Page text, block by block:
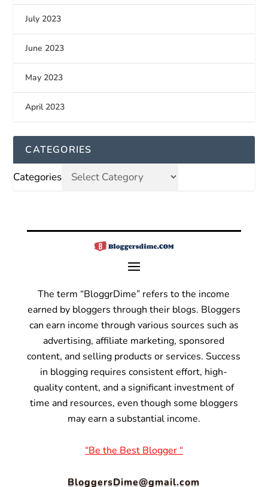
July 2023
June 2023
May 2023
April 2023
CATEGORIES
Categories
The term “BloggrDime” refers to the income
earned by bloggers through their blogs. Bloggers
can earn income through various sources such as
advertising, affiliate marketing, sponsored
content, and selling products or services. Success
in blogging requires consistent effort, high-
quality content, and a significant investment of
time and resources, even though some bloggers
may earn a substantial income.
“Be the Best Blogger “
BloggersDime@gmail.com